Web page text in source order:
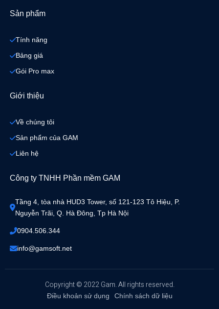
Sản phẩm
Tính năng
Bảng giá
Gói Pro max
Giới thiệu
Về chúng tôi
Sản phẩm của GAM
Liên hệ
Công ty TNHH Phần mềm GAM
Tầng 4, tòa nhà HUD3 Tower, số 121-123 Tô Hiệu, P.
Nguyễn Trãi, Q. Hà Đông, Tp Hà Nội
0904.506.344
info@gamsoft.net
Copyright © 2022 Gam. All rights reserved.
Điều khoản sử dụng Chính sách dữ liệu